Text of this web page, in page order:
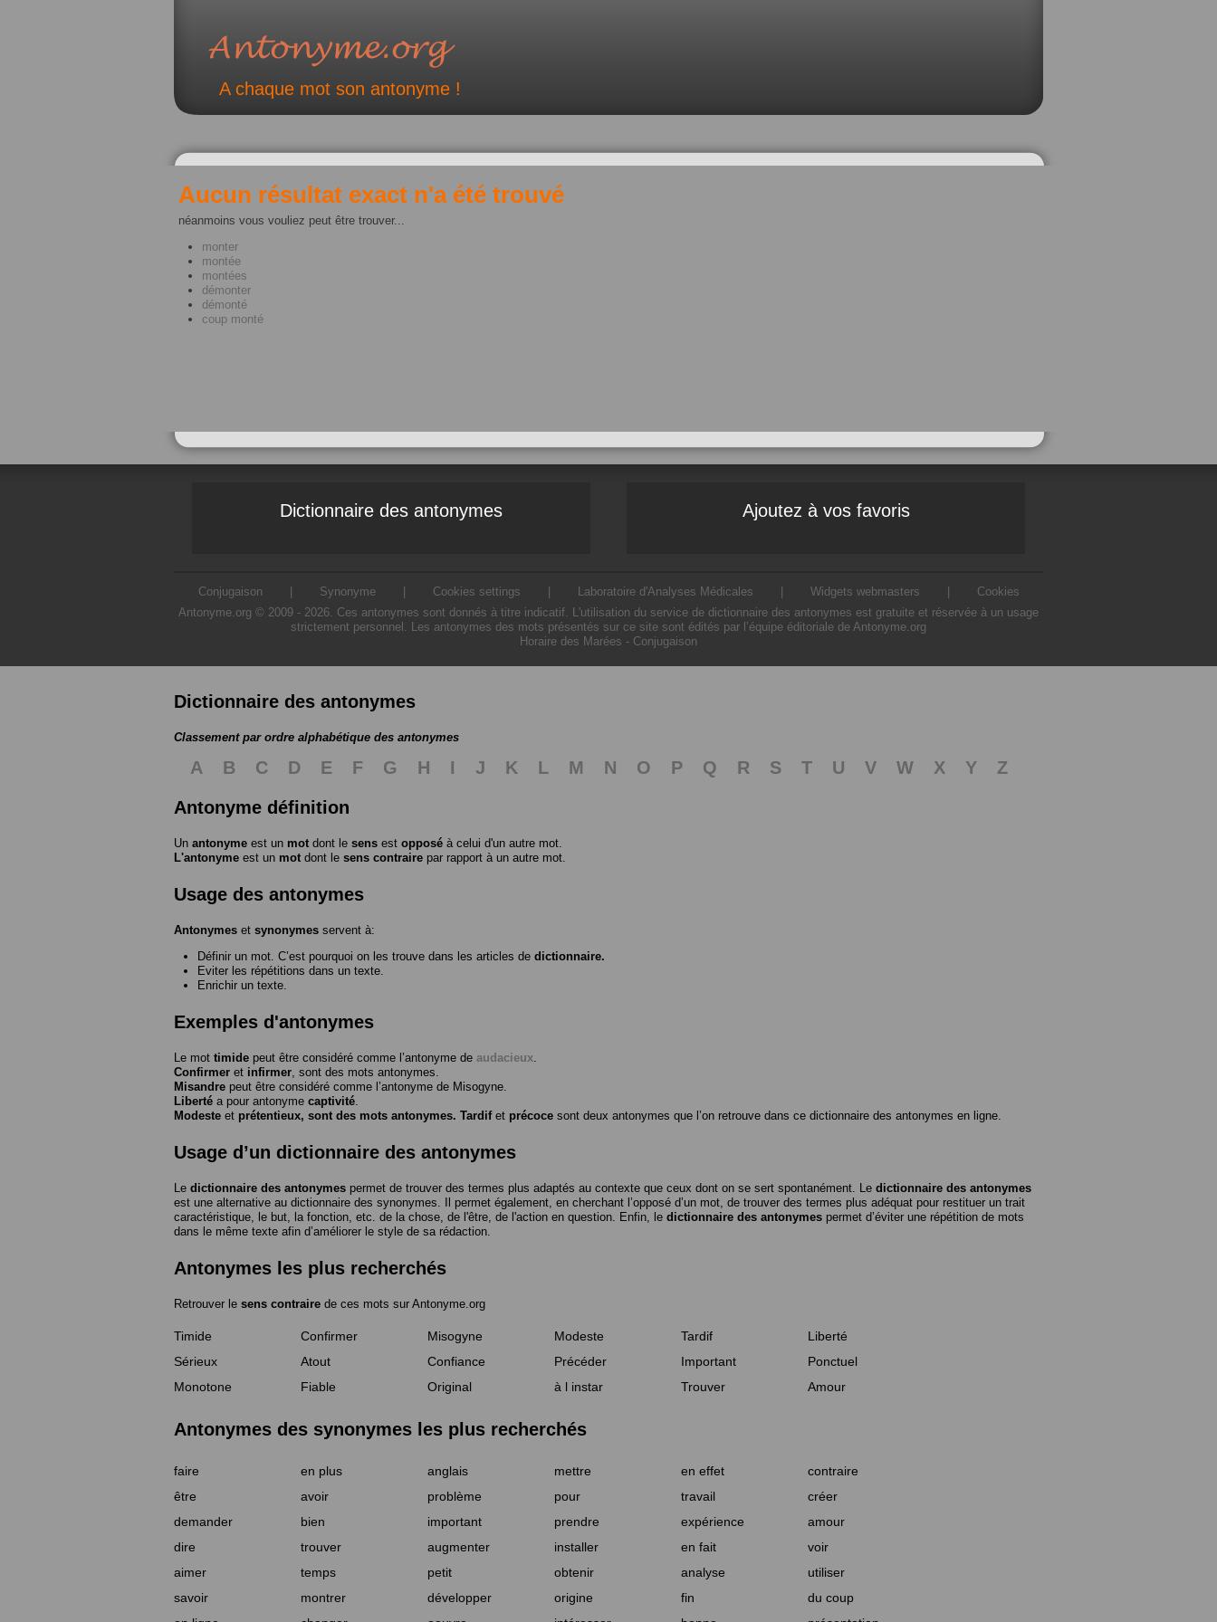
A chaque mot son antonyme !
Aucun résultat exact n'a été trouvé
néanmoins vous vouliez peut être trouver...
monter
montée
montées
démonter
démonté
coup monté
Dictionnaire des antonymes Ajoutez à vos favoris
Conjugaison Synonyme Cookies settings Laboratoire d'Analyses Médicales Widgets webmasters
Cookies
Antonyme.org © 2009 - 2026. Ces antonymes sont donnés à titre indicatif. L'utilisation du service de dictionnaire des antonymes est gratuite et réservée à un usage
strictement personnel. Les antonymes des mots présentés sur ce site sont édités par l’équipe éditoriale de Antonyme.org
Horaire des Marées - Conjugaison
Dictionnaire des antonymes
Classement par ordre alphabétique des antonymes
A B C D E F G H I J K L M N O P Q R S T U V W X Y
Z
Antonyme définition
Un antonyme est un mot dont le sens est opposé à celui d'un autre mot.
L'antonyme est un mot dont le sens contraire par rapport à un autre mot.
Usage des antonymes
Antonymes et synonymes servent à:
Définir un mot. C’est pourquoi on les trouve dans les articles de dictionnaire.
Eviter les répétitions dans un texte.
Enrichir un texte.
Exemples d'antonymes
Le mot timide peut être considéré comme l’antonyme de audacieux
Confirmer et infirmer , sont des mots antonymes.
Misandre peut être considéré comme l’antonyme de Misogyne
Liberté a pour antonyme captivité
Modeste et prétentieux, sont des mots antonymes. Tardifet précoce sont deux antonymes que l’on retrouve dans ce dictionnaire des antonymes en ligne.
Usage d’un dictionnaire des antonymes
Le dictionnaire des antonymes permet de trouver des termes plus adaptés au contexte que ceux dont on se sert spontanément. Le dictionnaire des antonymes
est une alternative au dictionnaire des synonymes. Il permet également, en cherchant l’opposé d’un mot, de trouver des termes plus adéquat pour restituer un trait
caractéristique, le but, la fonction, etc. de la chose, de l'être, de l'action en question. Enfin, le dictionnaire des antonymes permet d’éviter une répétition de mots
dans le même texte afin d’améliorer le style de sa rédaction.
Antonymes les plus recherchés
Retrouver le sens contraire de ces mots sur Antonyme.org
Timide Confirmer Misogyne Modeste Tardif
Liberté
Sérieux
Atout Confiance Précéder Important
Ponctuel
Monotone
Fiable Original à l instar Trouver Amour
Antonymes des synonymes les plus recherchés
faire en plus anglais mettre en effet
contraire
être
avoir problème pour travail
créer
demander
bien important prendre expérience
amour
dire
trouver augmenter installer en fait
voir
aimer
temps petit obtenir analyse
utiliser
savoir
montrer développer origine fin
du coup